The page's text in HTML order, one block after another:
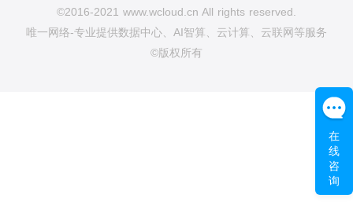
©2016-2021 www.wcloud.cn All rights reserved.
唯一网络-专业提供数据中心、AI智算、云计算、云联网等服务
©版权所有
在
线
咨
询